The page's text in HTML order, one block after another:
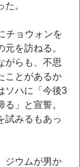
。
チョウォンを
を訪ねる。
がらも、不思
ことがあるか
ソハに「今後3
」と宣誓。
試みるもあっ
ジウムが男か